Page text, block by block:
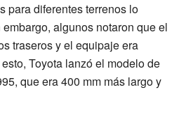
para diferentes terrenos lo
algunos notaron que el
traseros y el equipaje era
Toyota lanzó el modelo de
que era 400 mm más largo y